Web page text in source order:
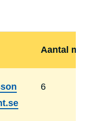
Aantal
6